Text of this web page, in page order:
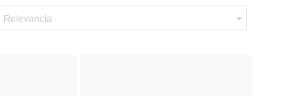
Relevancia 